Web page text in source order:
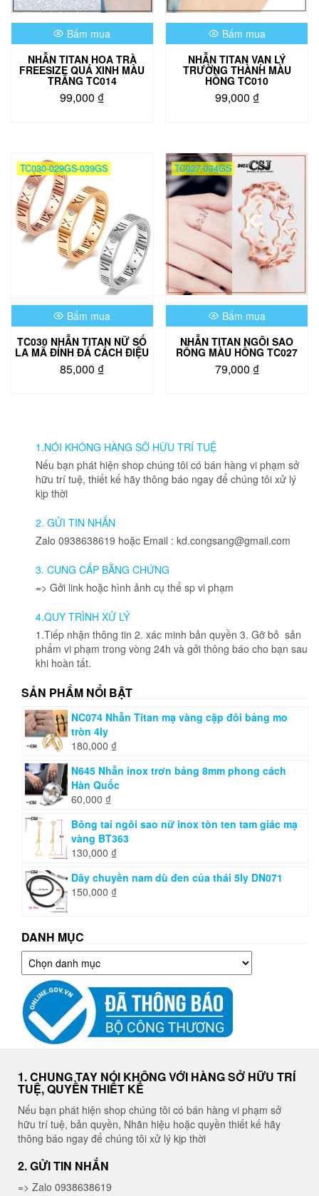
Bấm mua
NHẪN TITAN HOA TRÀ
FREESIZE QUÁ XINH MÀU
TRẮNG TC014
99,000 ₫
Bấm mua
NHẪN TITAN VẠN LÝ
TRƯỜNG THÀNH MÀU
HỒNG TC010
99,000 ₫
TC030-029GS-039GS
Bấm mua
TC030 NHẪN TITAN NỮ SỐ
LA MÃ ĐÍNH ĐÁ CÁCH ĐIỆU
85,000 ₫
nhiều
biến
thể.
Các
chọn
có
thể
được
chọn
trên
sản
phẩm
TC027-034GS
Bấm mua
NHẪN TITAN NGÔI SAO
RỔNG MÀU HỒNG TC027
79,000 ₫
1.NÓI KHÔNG HÀNG SỠ HỮU TRÍ TUỆ
Nếu bạn phát hiện shop chúng tôi có bán hàng vi phạm sở
hữu trí tuệ, thiết kế hãy thông báo ngay để chúng tôi xử lý
kịp thời
2. GỬI TIN NHẮN
Zalo 0938638619 hoặc Email : kd.congsang@gmail.com
3. CUNG CẤP BẰNG CHỨNG
=> Gởi link hoặc hình ảnh cụ thể sp vi phạm
4.QUY TRÌNH XỬ LÝ
1.Tiếp nhận thông tin 2. xác minh bản quyền 3. Gỡ bỏ sản
phẩm vi phạm trong vòng 24h và gởi thông báo cho bạn sau
khi hoàn tất.
SẢN PHẨM NỔI BẬT
NC074 Nhẫn Titan mạ vàng cặp đôi bảng mo
tròn 4ly
180,000 ₫
N645 Nhẫn inox trơn bảng 8mm phong cách
Hàn Quốc
60,000 ₫
Bông tai ngôi sao nữ inox tòn ten tam giác mạ
vàng BT363
130,000 ₫
Dây chuyền nam dù đen của thái 5ly DN071
150,000 ₫
DANH MỤC
Danh
mục
1. CHUNG TAY NÓI KHÔNG VỚI HÀNG SỞ HỮU TRÍ
TUỆ, QUYỀN THIẾT KẾ
Nếu bạn phát hiện shop chúng tôi có bán hàng vi phạm sở
hữu trí tuệ, bản quyền, Nhãn hiệu hoặc quyền thiết kế hãy
thông báo ngay để chúng tôi xử lý kịp thời
2. GỬI TIN NHẮN
=> Zalo 0938638619